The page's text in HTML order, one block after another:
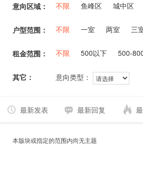
意向区域： 不限 鱼峰区 城中区
户型范围： 不限 一室 两室 三
租金范围： 不限 500以下 500-
其它： 意向类型：
最新发表 最新回复
本版块或指定的范围内尚无主题